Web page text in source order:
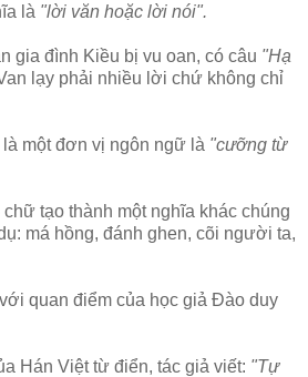
là "lời văn hoặc lời nói".
gia đình Kiều bị vu oan, có câu "Hạ
lạy phải nhiều lời chứ không chỉ
một đơn vị ngôn ngữ là "cưỡng từ
tạo thành một nghĩa khác chúng
má hồng, đánh ghen, cõi người ta,
quan điểm của học giả Đào duy
Hán Việt từ điển, tác giả viết: "Tự